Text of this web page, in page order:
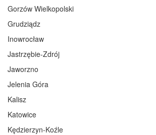
Gorzów Wielkopolski
Grudziądz
Inowrocław
Jastrzębie-Zdrój
Jaworzno
Jelenia Góra
Kalisz
Katowice
Kędzierzyn-Koźle